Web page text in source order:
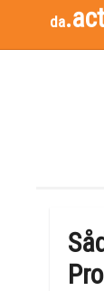
da